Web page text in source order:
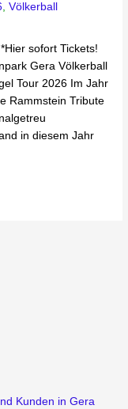
,Völkerball
sofort Tickets!
Gera Völkerball
Tour 2026 Im Jahr
Rammstein Tribute
in diesem Jahr